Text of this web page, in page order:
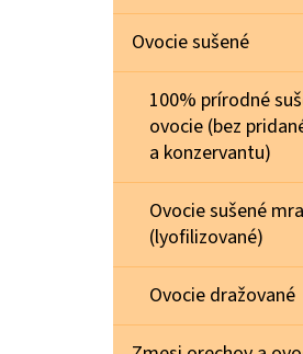
Ovocie sušené
100% prírodné
ovocie (bez
a konzervantu)
Ovocie sušené
(lyofilizované)
Ovocie dražované
MAKADAMOVÉ ORECHY
€21,30